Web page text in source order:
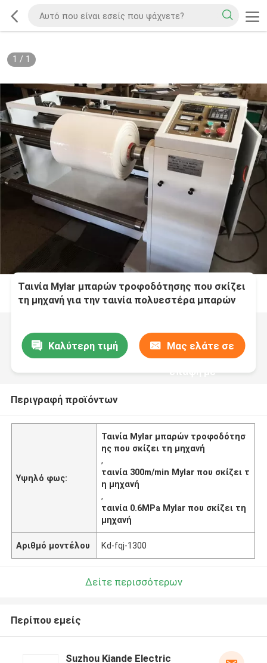
1 / 1
Ταινία Mylar μπαρών τροφοδότησης που σκίζει
τη μηχανή για την ταινία πολυεστέρα μπαρών
Καλύτερη τιμή Μας ελάτε σε
επαφή με
Περιγραφή προϊόντων
Υψηλό φως:
Ταινία Mylar μπαρών τροφοδότησ
ης που σκίζει τη μηχανή
,
ταινία 300m/min Mylar που σκίζει τ
η μηχανή
,
ταινία 0.6MPa Mylar που σκίζει τη
μηχανή
Αριθμό μοντέλου Kd-fqj-1300
Δείτε περισσότερων
Περίπου εμείς
Suzhou Kiande Electric